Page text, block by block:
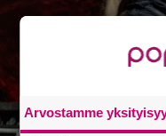
Arvostamme